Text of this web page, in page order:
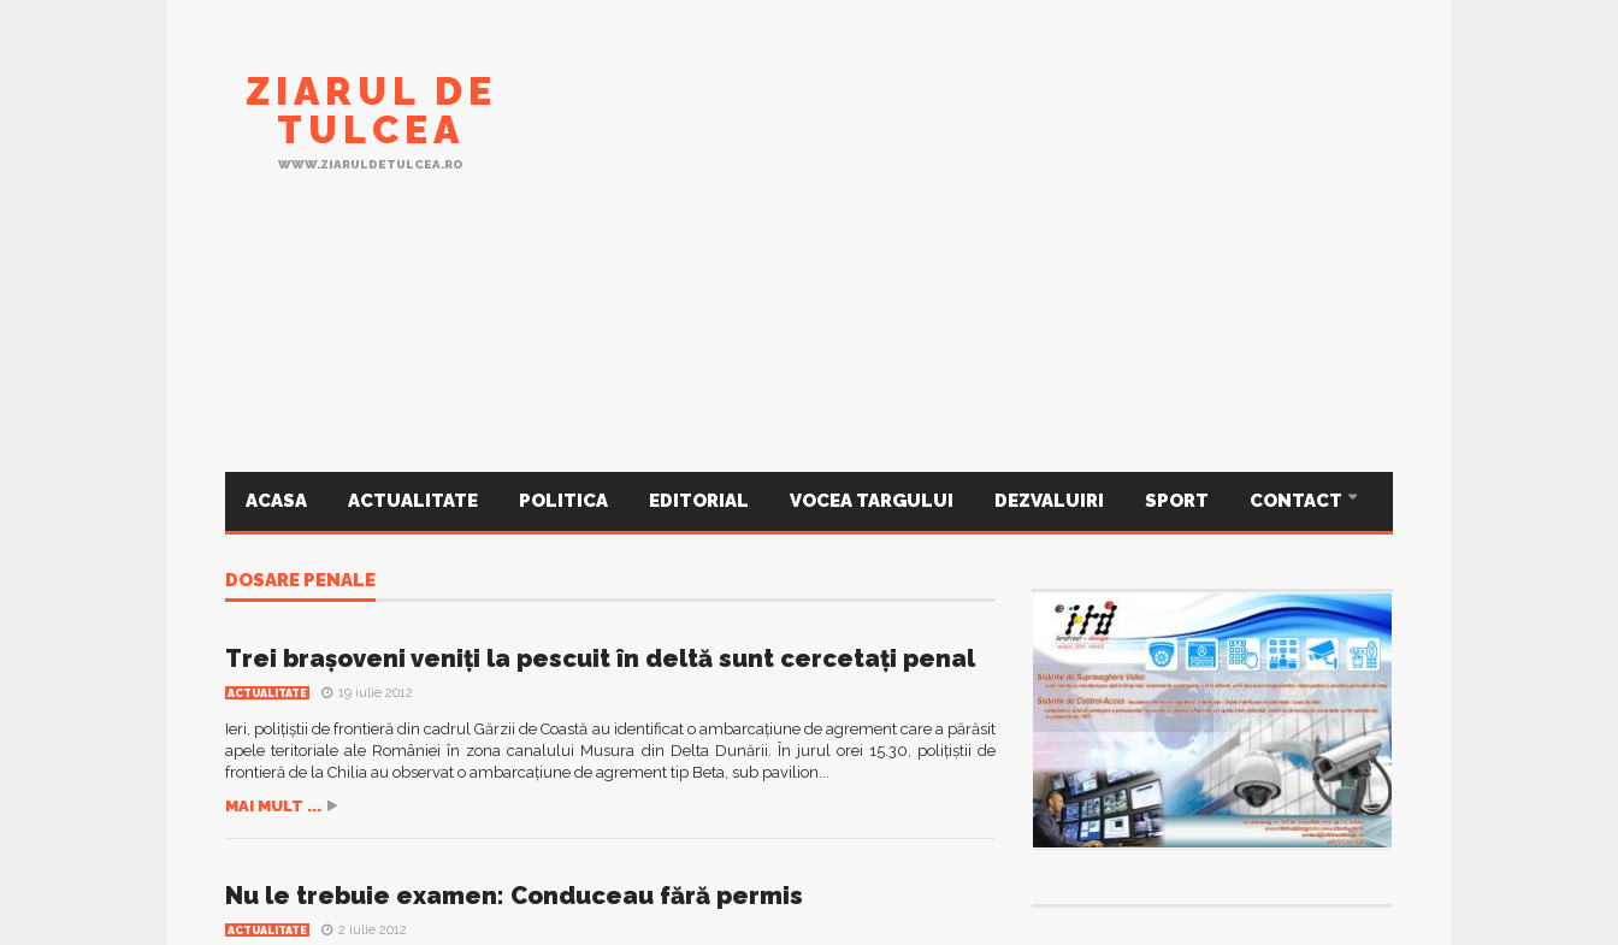
ZIARUL DE
TULCEA
WWW.ZIARULDETULCEA.RO
ACASA ACTUALITATE POLITICA EDITORIAL VOCEA TARGULUI DEZVALUIRI SPORT CONTACT
DOSARE PENALE
Trei braşoveni veniţi la pescuit în deltă sunt cercetaţi penal
ACTUALITATE 19 iulie 2012
Ieri, poliţiştii de frontieră din cadrul Gărzii de Coastă au identificat o ambarcaţiune de agrement care a părăsit
apele teritoriale ale României în zona canalului Musura din Delta Dunării. În jurul orei 15.30, poliţiştii de
frontieră de la Chilia au observat o ambarcaţiune de agrement tip Beta, sub pavilion...
MAI MULT ...
Nu le trebuie examen: Conduceau fără permis
ACTUALITATE 2 iulie 2012